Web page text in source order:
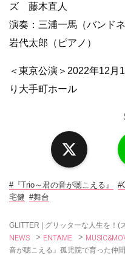
ズ 藤木直人
演奏：三浦一馬（バン
岩代太郎（ピアノ）
＜東京公演＞2022年12月
り大手町ホール
#『Trio～君の音が聴こえる』
宅健 #舞台
GLITTER | グリッターな人生を！(
NEWS > ENTAME >
音が聴こえる』孤児院で育った仲